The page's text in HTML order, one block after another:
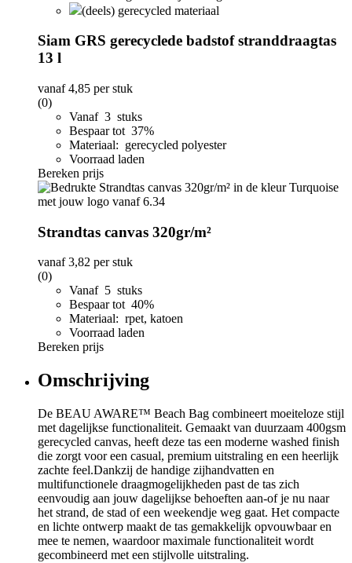
(deels) gerecycled materiaal
Siam GRS gerecyclede badstof stranddraagtas
13 l
vanaf4,85 per stuk
(0)
Vanaf 3 stuks
Bespaar tot 37%
Materiaal: gerecycled polyester
Voorraad laden
Bereken prijs
Strandtas canvas 320gr/m²
vanaf3,82 per stuk
(0)
Vanaf 5 stuks
Bespaar tot 40%
Materiaal: rpet, katoen
Voorraad laden
Bereken prijs
Omschrijving
De BEAU AWARE™ Beach Bag combineert moeiteloze stijl
met dagelijkse functionaliteit. Gemaakt van duurzaam 400gsm
gerecycled canvas, heeft deze tas een moderne washed finish
die zorgt voor een casual, premium uitstraling en een heerlijk
zachte feel.Dankzij de handige zijhandvatten en
multifunctionele draagmogelijkheden past de tas zich
eenvoudig aan jouw dagelijkse behoeften aan-of je nu naar
het strand, de stad of een weekendje weg gaat. Het compacte
en lichte ontwerp maakt de tas gemakkelijk opvouwbaar en
mee te nemen, waardoor maximale functionaliteit wordt
gecombineerd met een stijlvolle uitstraling.